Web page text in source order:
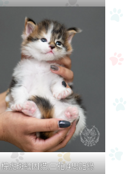
棕虎斑緬因貓(三花)4周記錄